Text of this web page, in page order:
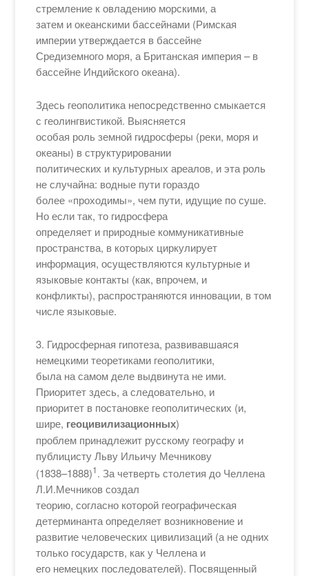
стремление к овладению морскими, а
затем и океанскими бассейнами (Римская
империи утверждается в бассейне
Средиземного моря, а Британская империя – в
бассейне Индийского океана).
Здесь геополитика непосредственно смыкается
с геолингвистикой. Выясняется
особая роль земной гидросферы (реки, моря и
океаны) в структурировании
политических и культурных ареалов, и эта роль
не случайна: водные пути гораздо
более «проходимы», чем пути, идущие по суше.
Но если так, то гидросфера
определяет и природные коммуникативные
пространства, в которых циркулирует
информация, осуществляются культурные и
языковые контакты (как, впрочем, и
конфликты), распространяются инновации, в том
числе языковые.
3. Гидросферная гипотеза, развивавшаяся
немецкими теоретиками геополитики,
была на самом деле выдвинута не ими.
Приоритет здесь, а следовательно, и
приоритет в постановке геополитических (и,
шире, геоцивилизационных)
проблем принадлежит русскому географу и
публицисту Льву Ильичу Мечникову
(1838–1888)1. За четверть столетия до Челлена
Л.И.Мечников создал
теорию, согласно которой географическая
детерминанта определяет возникновение и
развитие человеческих цивилизаций (а не одних
только государств, как у Челлена и
его немецких последователей). Посвященный